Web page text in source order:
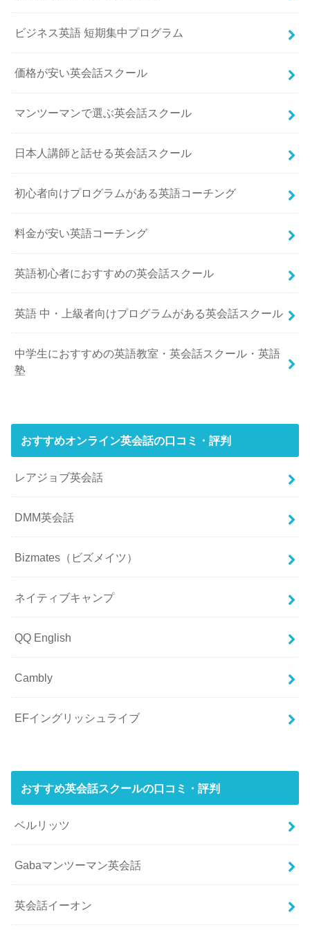
ビジネス英語 短期集中プログラム
価格が安い英会話スクール
マンツーマンで選ぶ英会話スクール
日本人講師と話せる英会話スクール
初心者向けプログラムがある英語コーチング
料金が安い英語コーチング
英語初心者におすすめの英会話スクール
英語 中・上級者向けプログラムがある英会話スクール
中学生におすすめの英語教室・英会話スクール・英語
塾
おすすめオンライン英会話の口コミ・評判
レアジョブ英会話
DMM英会話
Bizmates（ビズメイツ）
ネイティブキャンプ
QQ English
Cambly
EFイングリッシュライブ
おすすめ英会話スクールの口コミ・評判
ベルリッツ
Gabaマンツーマン英会話
英会話イーオン